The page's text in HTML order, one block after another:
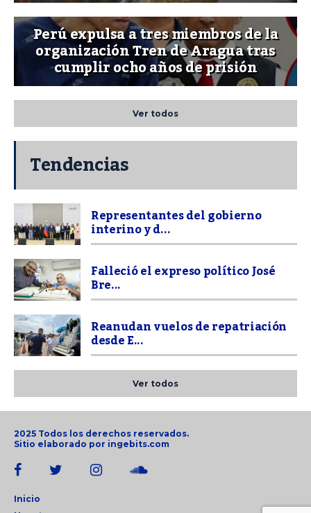
Perú expulsa a tres miembros de la
organización Tren de Aragua tras
cumplir ocho años de prisión
Ver todos
Tendencias
Representantes del gobierno
interino y d...
Falleció el expreso político José
Bre...
Reanudan vuelos de repatriación
desde E...
Ver todos
2025 Todos los derechos reservados.
Sitio elaborado por ingebits.com
Inicio